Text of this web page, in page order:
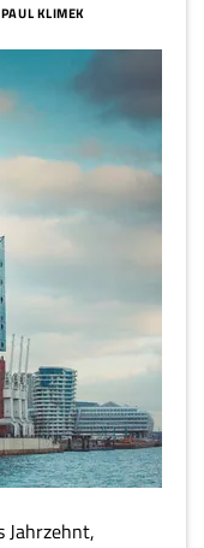
PAUL KLIMEK
Jahrzehnt,